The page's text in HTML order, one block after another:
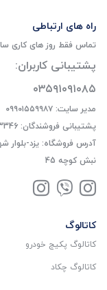
راه های ارتباطی
تماس فقط روز های کاری ساعت
پشتیبانی کاربران:
۰۳۵۹۱۰۹۱۰۸۵
مدیر سایت: ۰۹۹۰۱۵۵۹۹۸۷
پشتیبانی فروشندگان: 09139683346
آدرس فروشگاه: یزد-بلوار
نبش کوچه 45
کاتالوگ
کاتالوگ پکیج خودرو
کاتالوگ چکاد